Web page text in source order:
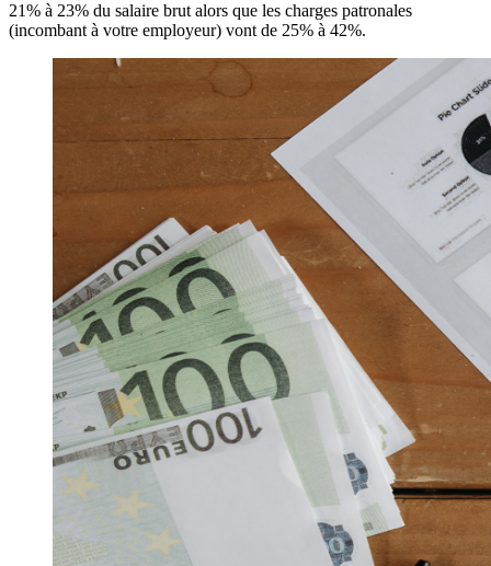
21% à 23% du salaire brut alors que les charges patronales
(incombant à votre employeur) vont de 25% à 42%.